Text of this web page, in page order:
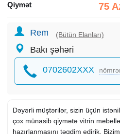
Qiymət 75
Rem (Bütün Elanları)
Bakı şəhəri
0702602XXX
Dəyərli müştərilər, sizin üçün
çox münasib qiymətə vitrin
hazırlanmasını təqdim edirik.